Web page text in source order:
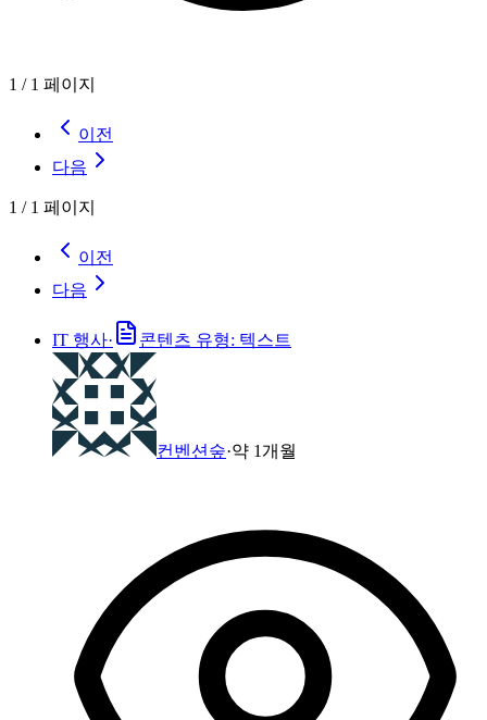
1 / 1 페이지
이전
다음
1 / 1 페이지
이전
다음
IT 행사· 콘텐츠 유형: 텍스트
컨벤션숲·약 1개월